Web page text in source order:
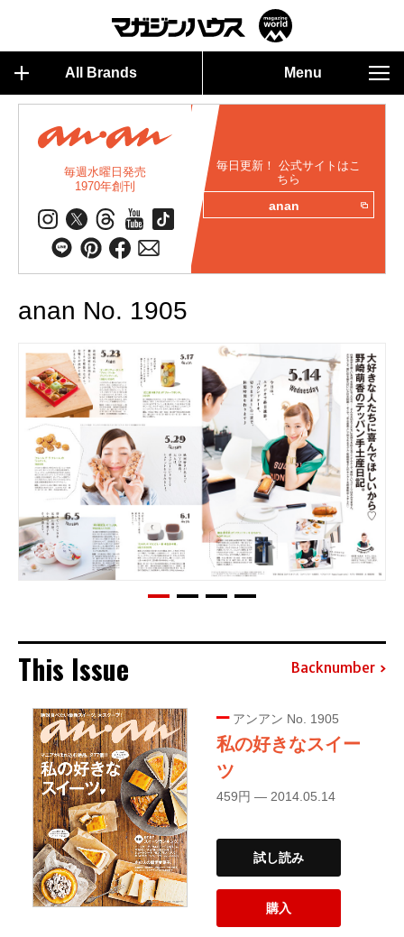
All Brands Menu
毎週水曜日発売
1970年創刊
毎日更新！ 公式サイトはこ
ちら
anan
anan No. 1905
This Issue Backnumber
アンアン No. 1905
私の好きなスイー
ツ
459円 — 2014.05.14
試し読み
購入